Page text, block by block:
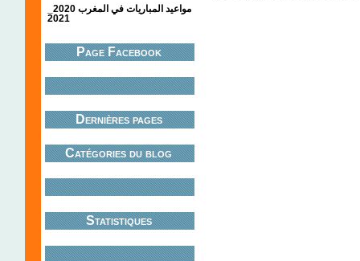
2021
Page Facebook
Dernières pages
Catégories du blog
Statistiques